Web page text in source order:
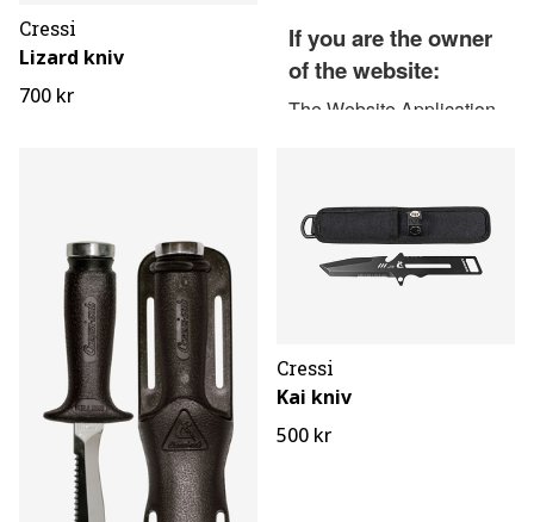
Cressi
Lizard kniv
700 kr
Cressi
Kai kniv
500 kr